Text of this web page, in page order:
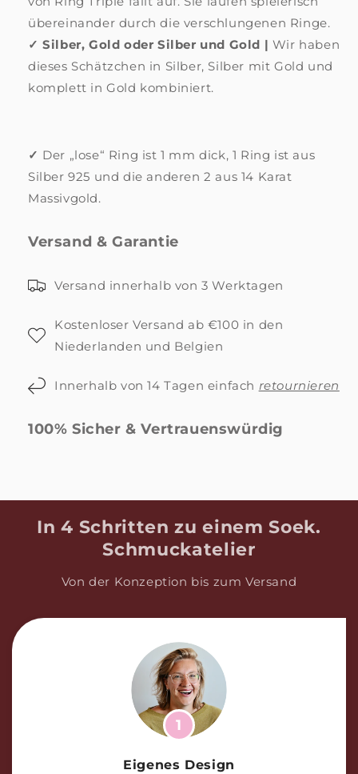
übereinander durch die verschlungenen Ringe.
✓ Silber, Gold oder Silber und Gold | Wir haben
dieses Schätzchen in Silber, Silber mit Gold und
komplett in Gold kombiniert.
✓ Der „lose“ Ring ist 1 mm dick, 1 Ring ist aus
Silber 925 und die anderen 2 aus 14 Karat
Massivgold.
Versand & Garantie
Versand innerhalb von 3 Werktagen
Kostenloser Versand ab €100 in den
Niederlanden und Belgien
Innerhalb von 14 Tagen einfach retournieren
100% Sicher & Vertrauenswürdig
In 4 Schritten zu einem Soek.
Schmuckatelier
Von der Konzeption bis zum Versand
1
Eigenes Design